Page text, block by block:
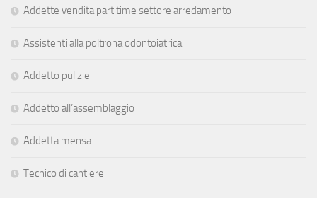
Addette vendita part time settore arredamento
Assistenti alla poltrona odontoiatrica
Addetto pulizie
Addetto all’assemblaggio
Addetta mensa
Tecnico di cantiere